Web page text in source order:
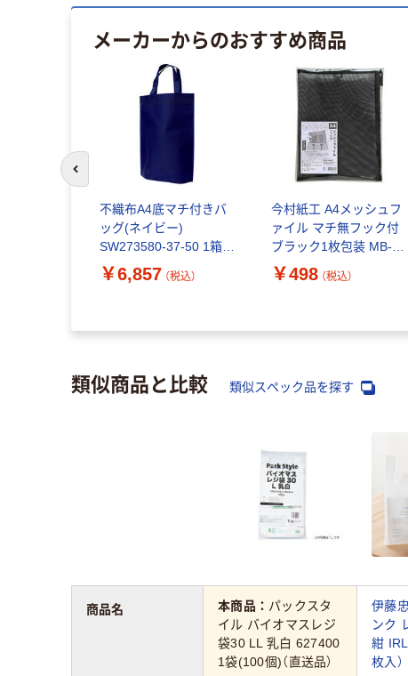
メーカーからのおすすめ商品
不織布A4底マチ付きバ
ッグ(ネイビー)
SW273580-37-50 1箱
（50枚）（直送品）
￥6,857 （税込）
今村紙工 A4メッシュフ
ァイル マチ無フック付
ブラック1枚包装 MB-
BA4 1袋(1枚)
￥498 （税込）
前のスライドへ
類似商品と比較 類似スペック品を探す
本商品： パックスタ
イル バイオマスレジ
袋30 LL 乳白 627400
1袋(100個)（直送品）
伊藤
ンク
紺
枚入）
商品名